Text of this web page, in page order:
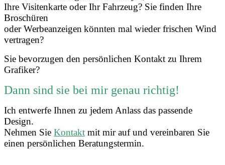
Ihre Visitenkarte oder Ihr Fahrzeug? Sie finden Ihre
Broschüren
oder Werbeanzeigen könnten mal wieder frischen Wind
vertragen?
Sie bevorzugen den persönlichen Kontakt zu Ihrem
Grafiker?
Dann sind sie bei mir genau richtig!
Ich entwerfe Ihnen zu jedem Anlass das passende
Design.
Nehmen Sie Kontakt mit mir aufund vereinbaren Sie
einen persönlichen Beratungstermin.